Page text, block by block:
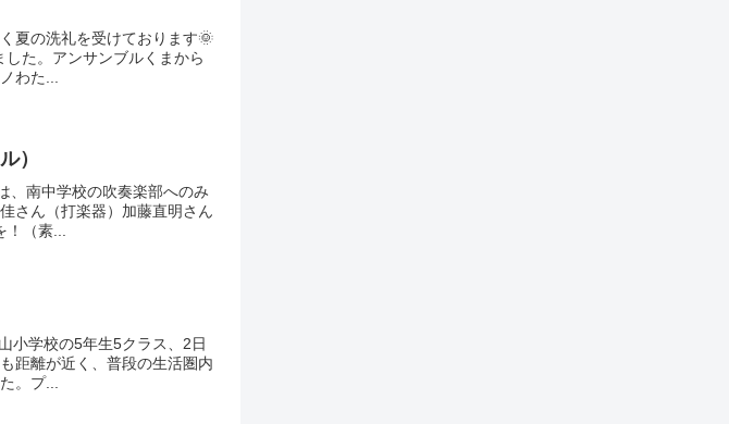
夏の洗礼を受けております🌞
た。アンサンブルくまから
わた...
）
、南中学校の吹奏楽部へのみ
さん（打楽器）加藤直明さん
（素...
小学校の5年生5クラス、2日
距離が近く、普段の生活圏内
。プ...